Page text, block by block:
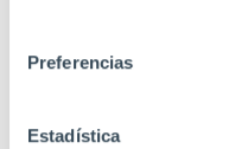
Preferencias
Estadística